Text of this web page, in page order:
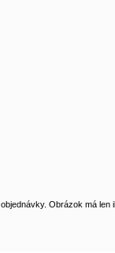
Obrázok má len